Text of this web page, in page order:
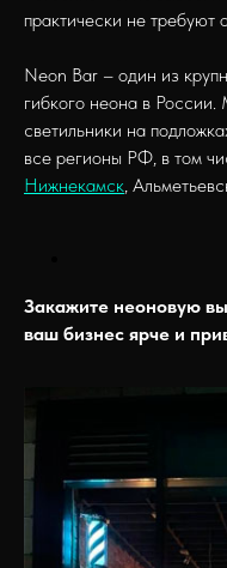
практически не требуют
Neon Bar – один из
гибкого неона в
светильники на
все регионы РФ, в том
Нижнекамск,
Закажите неоновую
ваш бизнес ярче и